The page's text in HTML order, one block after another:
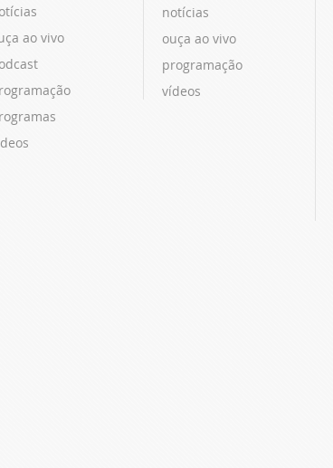
ao vivo
notícias
ouça ao vivo
programação
vídeos